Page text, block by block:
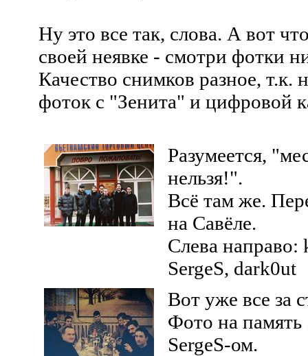
Ну это все так, слова. А вот
своей неявке - смотри фотки
Качество снимков разное, т.к.
фоток с "Зенита" и цифровой
Разумеется,
нельзя!".
Всё там же.
на Савёле.
Слева
SergeS, dark0ut
Вот уже все за
Фото на память
SergeS-ом.